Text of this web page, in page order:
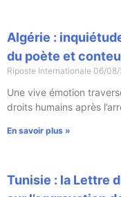
Algérie :
du poète et
Riposte Internationale 06/
Une vive émotion
droits humains après
En savoir plus »
Tunisie : la Lettre